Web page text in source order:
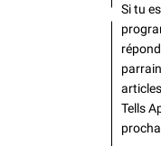
Si tu
Tells